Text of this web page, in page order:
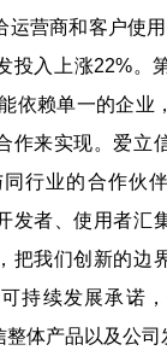
运营商和客户使
投入上涨22%。
依赖单一的企业
作来实现。爱立
行业的合作伙
发者、使用者汇
把我们创新的边
持续发展承诺
体产品以及公司